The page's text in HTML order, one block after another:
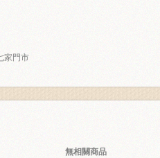
家門市
無相關商品